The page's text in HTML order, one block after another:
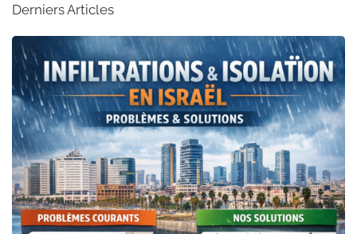
Derniers Articles